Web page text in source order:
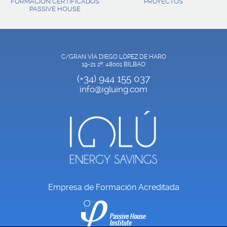
PASSIVE HOUSE
C/GRAN VÍA DIEGO LÓPEZ DE HARO
19-21 2º. 48001 BILBAO
(+34) 944 155 037
info@igluing.com
Empresa de Formación Acreditada